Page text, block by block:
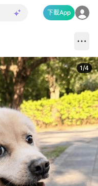
下載App
1/4